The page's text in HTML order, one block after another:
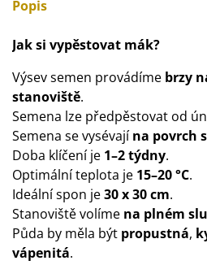
Popis
Jak si vypěstovat mák?
Výsev semen provádíme brzy
stanoviště.
Semena lze předpěstovat od
Semena se vysévajína povrch
Doba klíčení je 1–2 týdny.
Optimální teplota je 15–20 °C.
Ideální spon je30 x 30 cm.
Stanoviště volíme na plném
Půda by měla být propustná,
vápenitá.